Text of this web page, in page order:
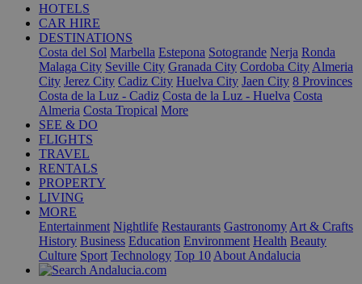
HOTELS
CAR HIRE
DESTINATIONS
Costa del Sol Marbella Estepona Sotogrande Nerja Ronda
Malaga City Seville City Granada City Cordoba City Almeria
City Jerez City Cadiz City Huelva City Jaen City 8 Provinces
Costa de la Luz - Cadiz Costa de la Luz - Huelva Costa
Almeria Costa Tropical More
SEE & DO
FLIGHTS
TRAVEL
RENTALS
PROPERTY
LIVING
MORE
Entertainment Nightlife Restaurants Gastronomy Art & Crafts
History Business Education Environment Health Beauty
Culture Sport Technology Top 10 About Andalucia